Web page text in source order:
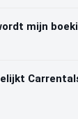
mijn